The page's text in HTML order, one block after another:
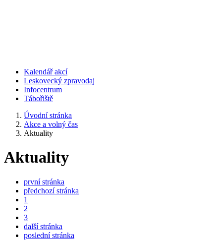
Kalendář akcí
Leskovecký zpravodaj
Infocentrum
Tábořiště
Úvodní stránka
Akce a volný čas
Aktuality
Aktuality
první stránka
předchozí stránka
1
2
3
další stránka
poslední stránka